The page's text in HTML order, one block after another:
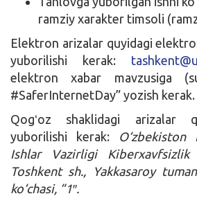
ramziy xarakter timsoli
Elektron arizalar quyidagi
yuborilishi kerak:
elektron xabar mavzusiga
#SaferInternetDay” yozish kerak.
Qogʻoz shaklidagi arizalar
yuborilishi kerak: O‘zbekiston
Ishlar Vazirligi Kiberxavfsizlik
Toshkent sh., Yakkasaroy
ko‘chasi, “1″.